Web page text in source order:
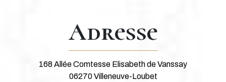
Adresse
168 Allée Comtesse Elisabeth de Vanssay
06270 Villeneuve-Loubet